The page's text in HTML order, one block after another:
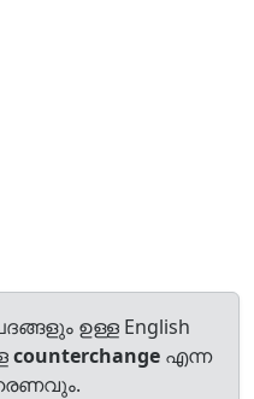
ഉള്ള English
counterchange എന്ന